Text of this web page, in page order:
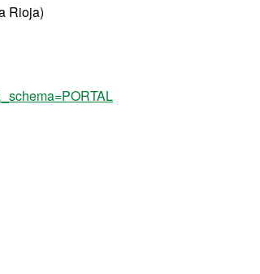
Rioja)